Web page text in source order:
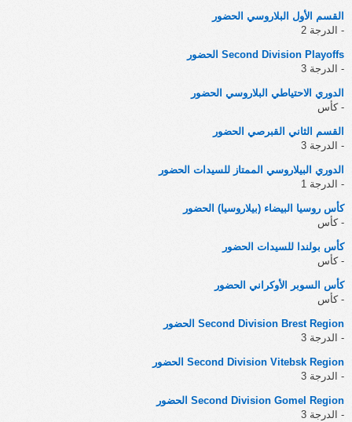
القسم الأول البلاروسي الحضور
- الدرجة 2
Second Division Playoffs الحضور
- الدرجة 3
الدوري الاحتياطي البلاروسي الحضور
- كأس
القسم الثاني القبرصي الحضور
- الدرجة 3
الدوري البيلاروسي الممتاز للسيدات الحضور
- الدرجة 1
كأس روسيا البيضاء (بيلاروسيا) الحضور
- كأس
كأس بولندا للسيدات الحضور
- كأس
كأس السوبر الأوكراني الحضور
- كأس
Second Division Brest Region الحضور
- الدرجة 3
Second Division Vitebsk Region الحضور
- الدرجة 3
Second Division Gomel Region الحضور
- الدرجة 3